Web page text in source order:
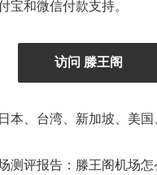
宝和微信付款支持。
访问 滕王阁
本、台湾、新加坡、美国
测评报告：滕王阁机场